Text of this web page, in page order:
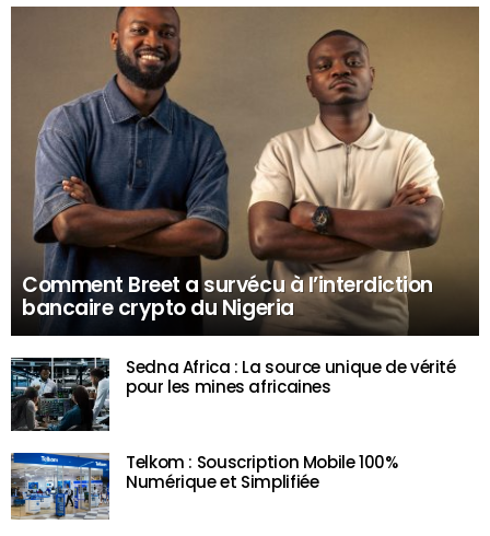
Comment Breet a survécu à l’interdiction
bancaire crypto du Nigeria
Sedna Africa : La source unique de vérité
pour les mines africaines
Telkom : Souscription Mobile 100%
Numérique et Simplifiée